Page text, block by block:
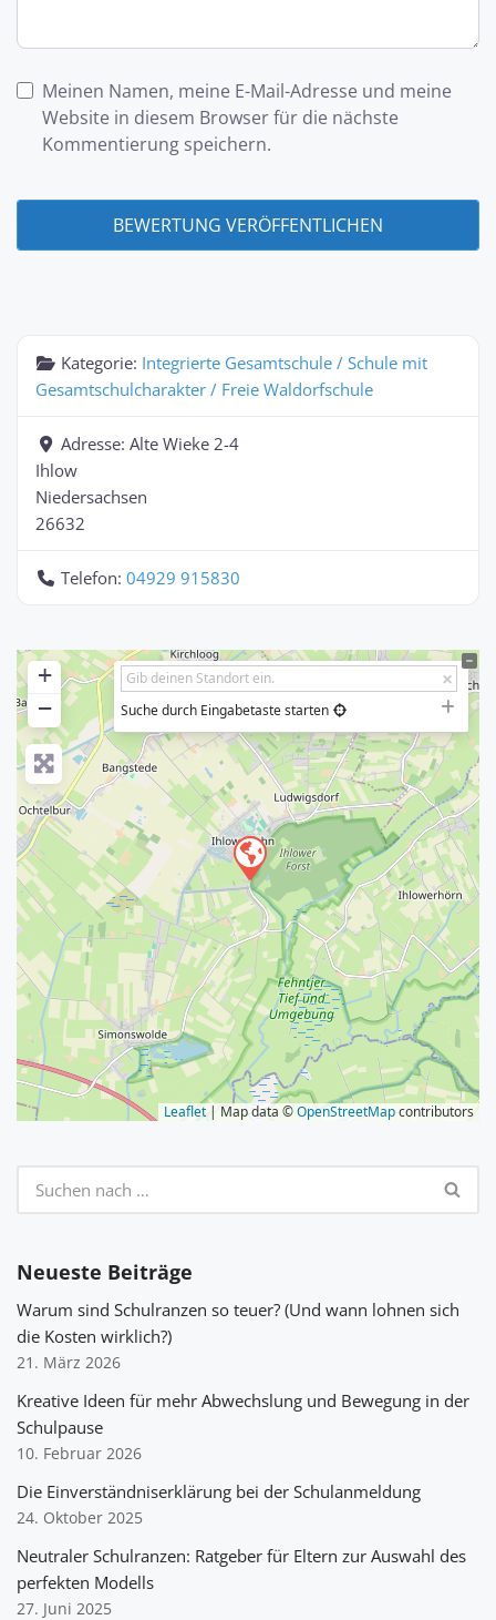
Meinen Namen, meine E-Mail-Adresse und meine
Website in diesem Browser für die nächste
Kommentierung speichern.
Kategorie: Integrierte Gesamtschule / Schule mit
Gesamtschulcharakter / Freie Waldorfschule
Adresse: Alte Wieke 2-4
Ihlow
Niedersachsen
26632
Telefon: 04929 915830
+
−
Suche durch Eingabetaste starten
Leaflet | Map data ©OpenStreetMapcontributors
Neueste Beiträge
Warum sind Schulranzen so teuer? (Und wann lohnen sich
die Kosten wirklich?)
21. März 2026
Kreative Ideen für mehr Abwechslung und Bewegung in der
Schulpause
10. Februar 2026
Die Einverständniserklärung bei der Schulanmeldung
24. Oktober 2025
Neutraler Schulranzen: Ratgeber für Eltern zur Auswahl des
perfekten Modells
27. Juni 2025